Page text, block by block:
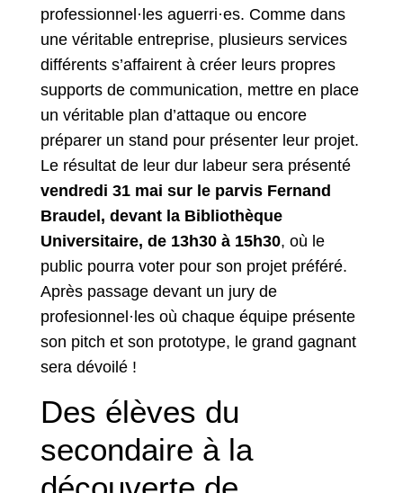
professionnel·les aguerri·es. Comme dans
une véritable entreprise, plusieurs services
différents s’affairent à créer leurs propres
supports de communication, mettre en place
un véritable plan d’attaque ou encore
préparer un stand pour présenter leur projet.
Le résultat de leur dur labeur sera présenté
vendredi 31 mai sur le parvis Fernand
Braudel, devant la Bibliothèque
Universitaire, de 13h30 à 15h30, où le
public pourra voter pour son projet préféré.
Après passage devant un jury de
profesionnel·les où chaque équipe présente
son pitch et son prototype, le grand gagnant
sera dévoilé !
Des élèves du
secondaire à la